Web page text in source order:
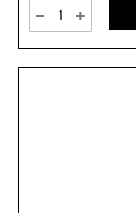
- +